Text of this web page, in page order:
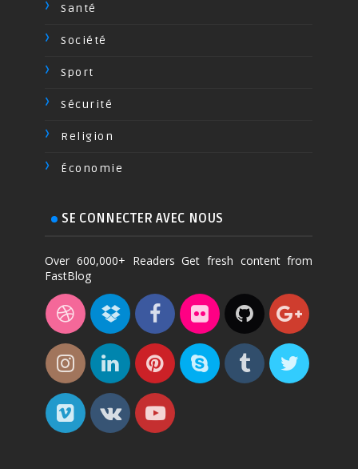
Santé
Société
Sport
Sécurité
Religion
Économie
SE CONNECTER AVEC NOUS
Over 600,000+ Readers Get fresh content from
FastBlog